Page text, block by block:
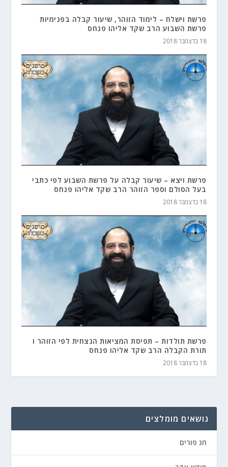
פרשת וישלח – לימוד הזוהר, שיעור קבלה בפנימיות
פרשת השבוע הרב שקד אליהו פנחס
18 בדצמבר 2018
פרשת ויצא – שיעור קבלה על פרשת השבוע לפי כתבי
בעל הסולם וספר הזוהר הרב שקד אליהו פנחס
18 בדצמבר 2018
פרשת תולדות – תפיסת המציאות הנצחית לפי הזוהר ו
תורת הקבלה הרב שקד אליהו פנחס
18 בדצמבר 2018
נושאים מומלצים
חג פורים